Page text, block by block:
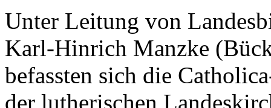
Unter Leitung von
Karl-Hinrich Manzke
befassten sich die
der lutherischen